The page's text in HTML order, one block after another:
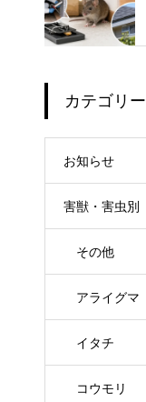
カテゴリー
お知らせ
害獣・害虫別
その他
アライグマ
イタチ
コウモリ